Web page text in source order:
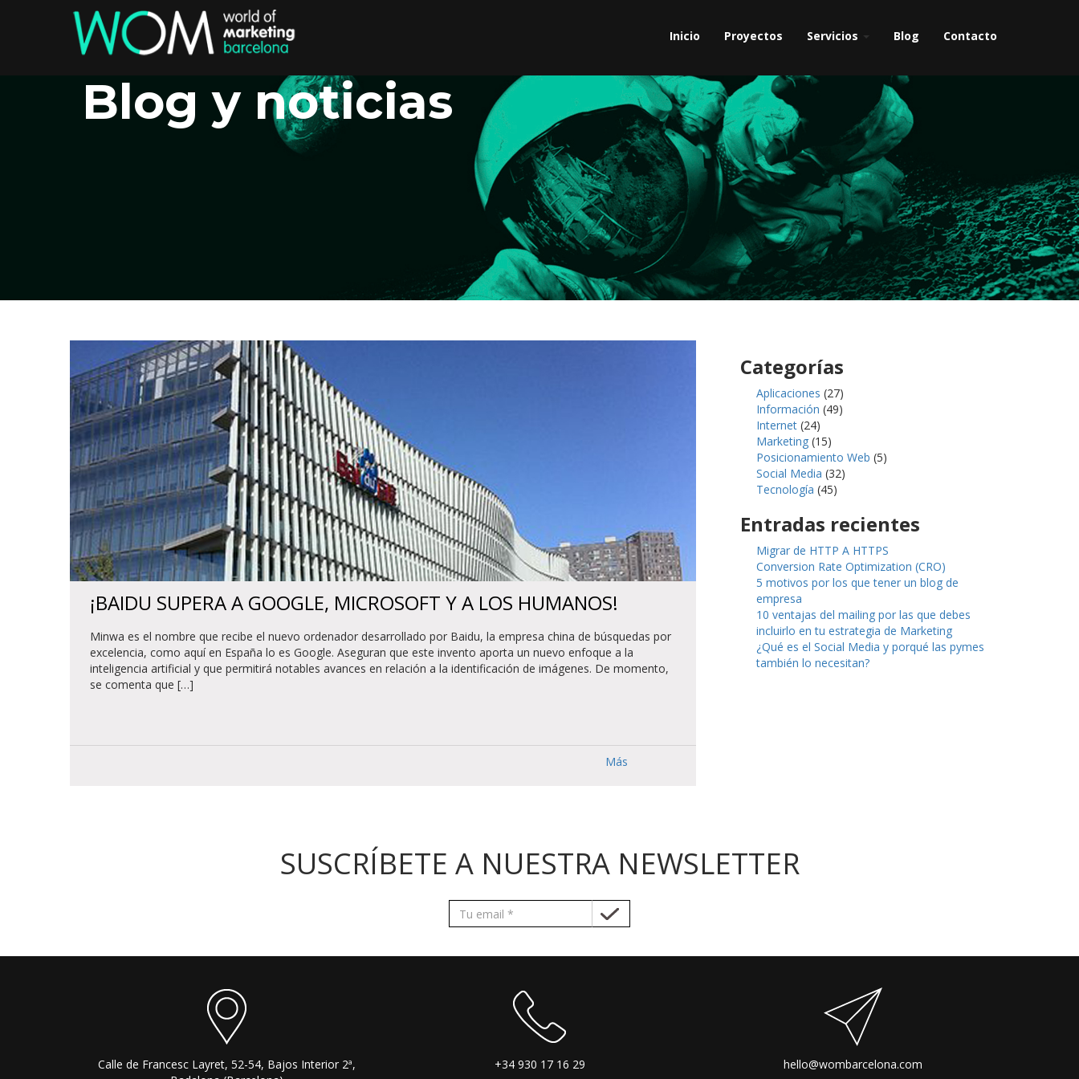
Inicio Proyectos Servicios Blog Contacto
Blog y noticias
¡BAIDU SUPERA A GOOGLE, MICROSOFT Y A LOS HUMANOS!
Minwa es el nombre que recibe el nuevo ordenador desarrollado por Baidu, la empresa china de búsquedas por
excelencia, como aquí en España lo es Google. Aseguran que este invento aporta un nuevo enfoque a la
inteligencia artificial y que permitirá notables avances en relación a la identificación de imágenes. De momento,
se comenta que […]
Más
Categorías
Aplicaciones (27)
Información (49)
Internet (24)
Marketing (15)
Posicionamiento Web (5)
Social Media (32)
Tecnología (45)
Entradas recientes
Migrar de HTTP A HTTPS
Conversion Rate Optimization (CRO)
5 motivos por los que tener un blog de
empresa
10 ventajas del mailing por las que debes
incluirlo en tu estrategia de Marketing
¿Qué es el Social Media y porqué las pymes
también lo necesitan?
SUSCRÍBETE A NUESTRA NEWSLETTER
Calle de Francesc Layret, 52-54, Bajos Interior 2ª,
+34 930 17 16 29 hello@wombarcelona.com